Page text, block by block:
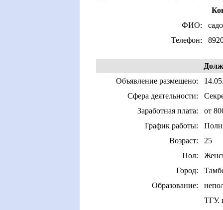
ФИО:
Телефон:
Объявление размещено:
Сфера деятельности:
Заработная плата:
от
График работы:
Возраст:
25
Пол:
Город:
Образование:
ТГУ.